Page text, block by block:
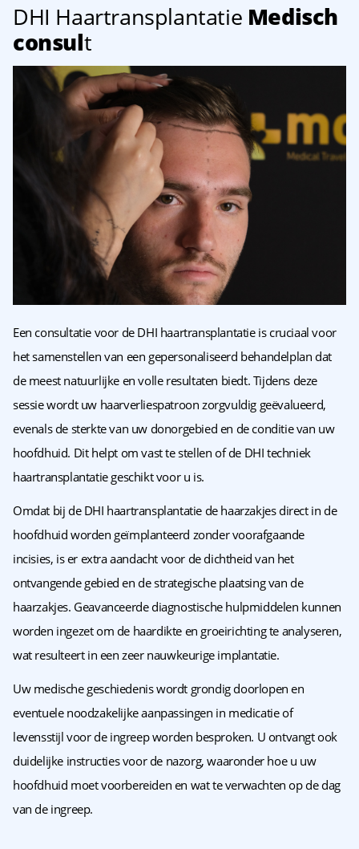
DHI Haartransplantatie Medisch
consult
Een consultatie voor de DHI haartransplantatie is cruciaal voor
het samenstellen van een gepersonaliseerd behandelplan dat
de meest natuurlijke en volle resultaten biedt. Tijdens deze
sessie wordt uw haarverliespatroon zorgvuldig geëvalueerd,
evenals de sterkte van uw donorgebied en de conditie van uw
hoofdhuid. Dit helpt om vast te stellen of de DHI techniek
haartransplantatie geschikt voor u is.
Omdat bij de DHI haartransplantatie de haarzakjes direct in de
hoofdhuid worden geïmplanteerd zonder voorafgaande
incisies, is er extra aandacht voor de dichtheid van het
ontvangende gebied en de strategische plaatsing van de
haarzakjes. Geavanceerde diagnostische hulpmiddelen kunnen
worden ingezet om de haardikte en groeirichting te analyseren,
wat resulteert in een zeer nauwkeurige implantatie.
Uw medische geschiedenis wordt grondig doorlopen en
eventuele noodzakelijke aanpassingen in medicatie of
levensstijl voor de ingreep worden besproken. U ontvangt ook
duidelijke instructies voor de nazorg, waaronder hoe u uw
hoofdhuid moet voorbereiden en wat te verwachten op de dag
van de ingreep.